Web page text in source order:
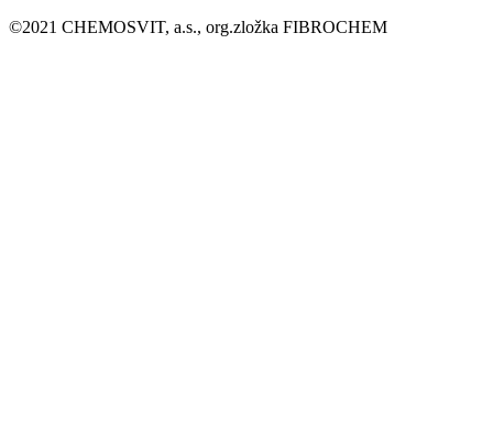
©2021 CHEMOSVIT, a.s., org.zložka FIBROCHEM